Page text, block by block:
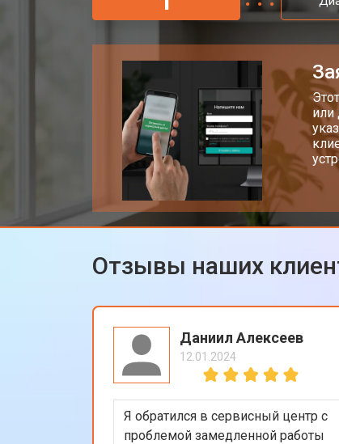
или
Отзывы наших
Даниил Алексеев
12.01.2024
Я обратился в сервисный центр с
проблемой замедленной работы